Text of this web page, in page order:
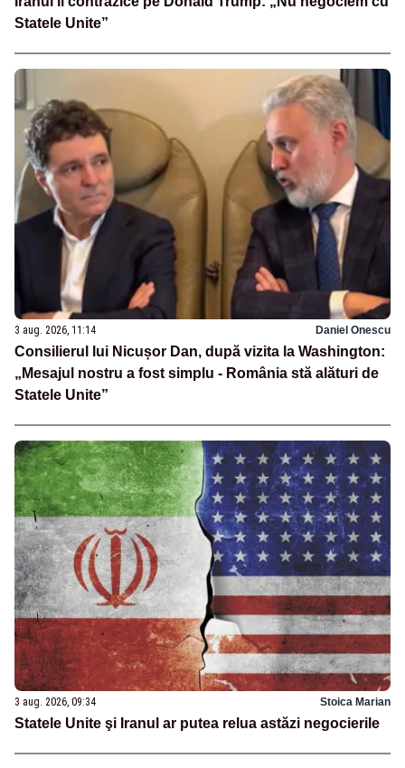
Statele Unite”
3 aug. 2026, 11:14 Daniel Onescu
Consilierul lui Nicușor Dan, după vizita la Washington:
„Mesajul nostru a fost simplu - România stă alături de
Statele Unite”
3 aug. 2026, 09:34 Stoica Marian
Statele Unite şi Iranul ar putea relua astăzi negocierile